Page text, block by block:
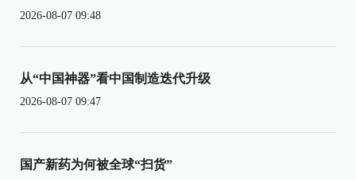
2026-08-07 09:48
从“中国神器”看中国制造迭代升级
2026-08-07 09:47
国产新药为何被全球“扫货”